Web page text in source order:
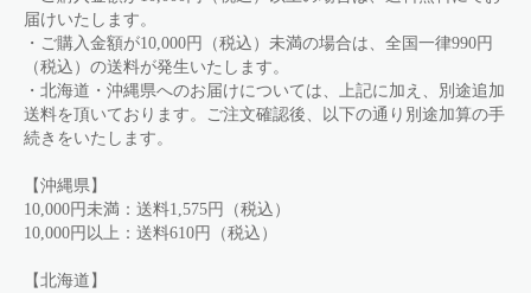
届けいたします。
・ご購入金額が10,000円（税込）未満の場合は、全国一律990円
（税込）の送料が発生いたします。
・北海道・沖縄県へのお届けについては、上記に加え、別途追加
送料を頂いております。ご注文確認後、以下の通り別途加算の手
続きをいたします。
【沖縄県】
10,000円未満：送料1,575円（税込）
10,000円以上：送料610円（税込）
【北海道】